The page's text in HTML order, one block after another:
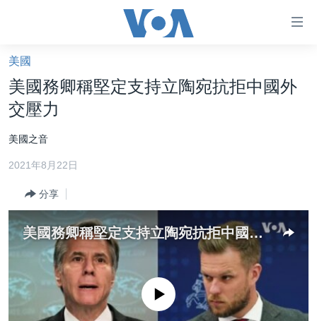
礙
鏈
接
跳
轉
內
轉
跳
美國大選2024
海外港人
新聞自由
揭謊頻道
美國
中國
美國
美國務卿稱堅定支持立陶宛抗拒中國外
交壓力
美國之音
2021年8月22日
分享
美國務卿稱堅定支持立陶宛抗拒中國外交壓力
No media source currently available